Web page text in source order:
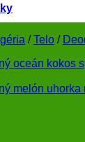
/ Telo /